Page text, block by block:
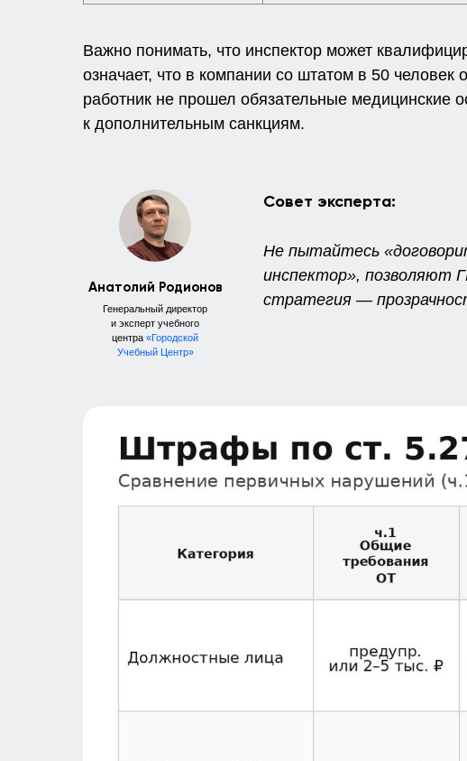
Важно понимать, что инспектор может
означает, что в компании со штатом в 50
работник не прошел обязательные медицинские
к дополнительным санкциям.
Анатолий Родионов
Генеральный директор
и эксперт учебного
центра «Городской
Учебный Центр»
Совет эксперта:
Не пытайтесь
инспектор», позволяют
стратегия —